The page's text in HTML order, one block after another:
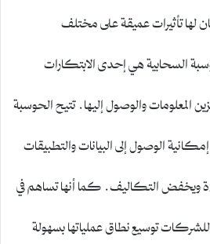
تأثيرات عميقة على مختلف
السحابية هي إحدى الابتكارات
المعلومات والوصول إليها. تتيح الحوسبة
الوصول إلى البيانات والتطبيقات
ويخفض التكاليف. كما أنها تساهم في
توسيع نطاق عملياتها بسهولة